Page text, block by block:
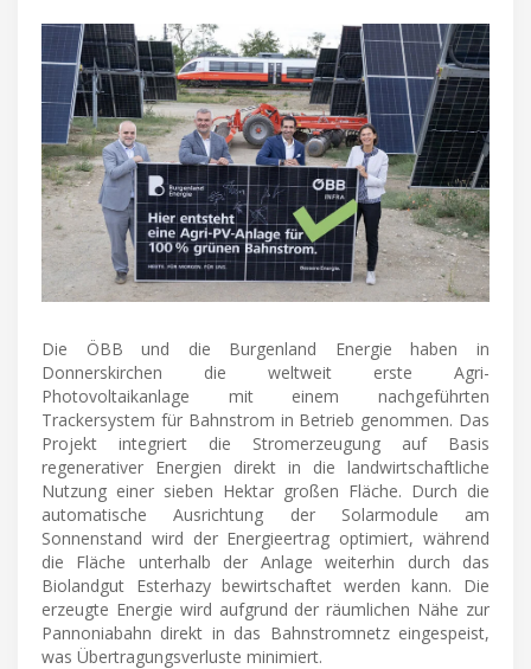
Die ÖBB und die Burgenland Energie haben in
Donnerskirchen die weltweit erste Agri-
Photovoltaikanlage mit einem nachgeführten
Trackersystem für Bahnstrom in Betrieb genommen. Das
Projekt integriert die Stromerzeugung auf Basis
regenerativer Energien direkt in die landwirtschaftliche
Nutzung einer sieben Hektar großen Fläche. Durch die
automatische Ausrichtung der Solarmodule am
Sonnenstand wird der Energieertrag optimiert, während
die Fläche unterhalb der Anlage weiterhin durch das
Biolandgut Esterhazy bewirtschaftet werden kann. Die
erzeugte Energie wird aufgrund der räumlichen Nähe zur
Pannoniabahn direkt in das Bahnstromnetz eingespeist,
was Übertragungsverluste minimiert.